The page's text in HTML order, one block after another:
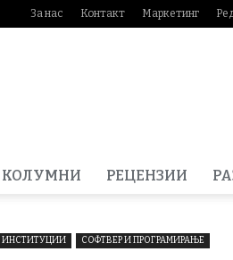
За нас Контакт Маркетинг
КОЛУМНИ РЕЦЕНЗИИ
СОФТВЕР И ПРОГРАМИРАЊЕ